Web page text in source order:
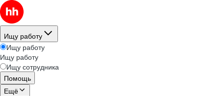
Ищу работу
Ищу работу
Ищу работу
Ищу сотрудника
Помощь
Ещё